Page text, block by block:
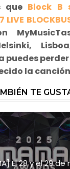
que Block B
puedes
la
TE
El 28 y el 29 de